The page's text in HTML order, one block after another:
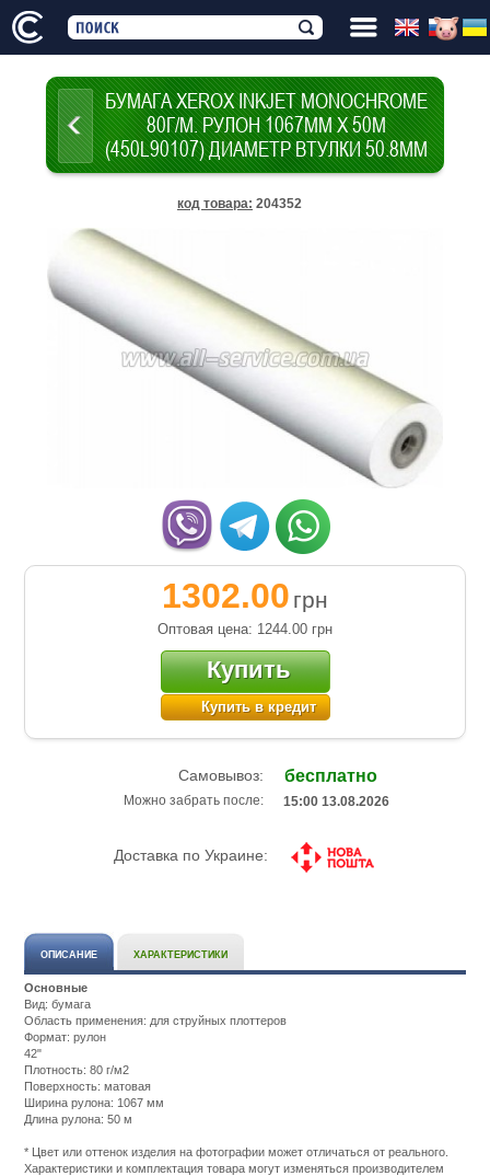
БУМАГА XEROX INKJET MONOCHROME
80Г/М. РУЛОН 1067ММ Х 50М
(450L90107) ДИАМЕТР ВТУЛКИ 50.8ММ
код товара: 204352
1302.00 грн
Оптовая цена: 1244.00 грн
Купить
Купить в кредит
Самовывоз: бесплатно
Можно забрать после: 15:00 13.08.2026
Доставка по Украине:
ОПИСАНИЕ ХАРАКТЕРИСТИКИ
Основные
Вид: бумага
Область применения: для струйных плоттеров
Формат: рулон
42"
Плотность: 80 г/м2
Поверхность: матовая
Ширина рулона: 1067 мм
Длина рулона: 50 м
service.com.uacatalog/1119-
rashodnye-
* Цвет или оттенок изделия на фотографии может отличаться от реального.
Характеристики и комплектация товара могут изменяться производителем